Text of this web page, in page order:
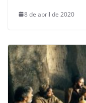
8 de abril de 2020